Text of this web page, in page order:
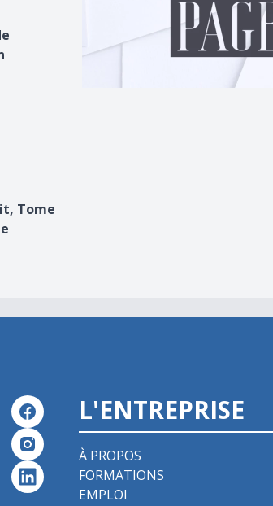
l&#039;automate
Tome
L'ENTREPRISE
À PROPOS
FORMATIONS
EMPLOI